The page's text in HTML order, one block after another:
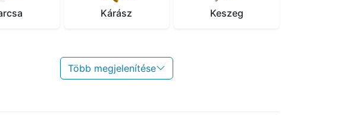
Kárász Keszeg
Több megjelenítése